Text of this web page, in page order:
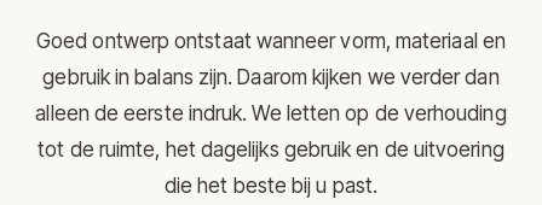
Goed ontwerp ontstaat wanneer vorm, materiaal en
gebruik in balans zijn. Daarom kijken we verder dan
alleen de eerste indruk. We letten op de verhouding
tot de ruimte, het dagelijks gebruik en de uitvoering
die het beste bij u past.